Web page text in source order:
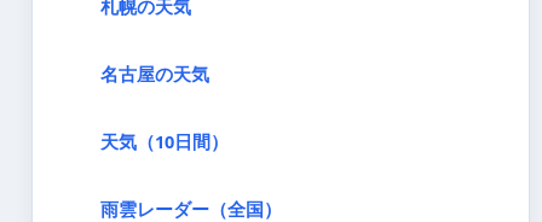
札幌の天気
名古屋の天気
天気（10日間）
雨雲レーダー（全国）